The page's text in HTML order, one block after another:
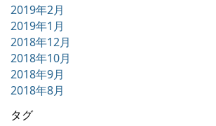
2019年2月
2019年1月
2018年12月
2018年10月
2018年9月
2018年8月
タグ